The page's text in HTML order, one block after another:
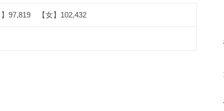
97,819 【女】102,432